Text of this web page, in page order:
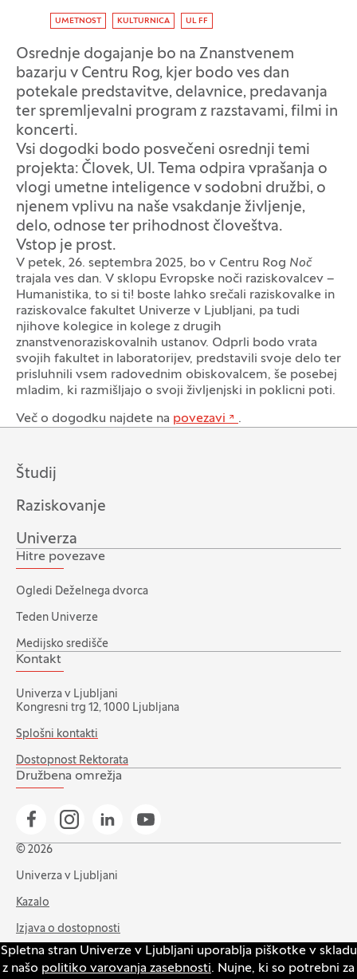
Spletna stran Univerze v Ljubljani uporablja piškotke v skladu
z našo politiko varovanja zasebnosti. Nujne, ki so potrebni za
Oznaka dogodka
UMETNOST KULTURNICA UL FF
Osrednje dogajanje bo na Znanstvenem
bazarju v Centru Rog, kjer bodo ves dan
potekale predstavitve, delavnice, predavanja
ter spremljevalni program z razstavami, filmi in
koncerti.
Vsi dogodki bodo posvečeni osrednji temi
projekta: Človek, UI. Tema odpira vprašanja o
vlogi umetne inteligence v sodobni družbi, o
njenem vplivu na naše vsakdanje življenje,
delo, odnose ter prihodnost človeštva.
Vstop je prost.
V petek, 26. septembra 2025, bo v Centru Rog Noč
trajala ves dan. V sklopu Evropske noči raziskovalcev –
Humanistika, to si ti! boste lahko srečali raziskovalke in
raziskovalce fakultet Univerze v Ljubljani, pa tudi
njihove kolegice in kolege z drugih
znanstvenoraziskovalnih ustanov. Odprli bodo vrata
svojih fakultet in laboratorijev, predstavili svoje delo ter
prisluhnili vsem radovednim obiskovalcem, še posebej
mladim, ki razmišljajo o svoji življenjski in poklicni poti.
Več o dogodku najdete na povezavi .
Študij
Raziskovanje
Univerza
Hitre povezave
Ogledi Deželnega dvorca
Teden Univerze
Medijsko središče
Kontakt
Univerza v Ljubljani
Kongresni trg 12, 1000 Ljubljana
Splošni kontakti
Dostopnost Rektorata
Družbena omrežja
Pojdi na našo Facebook stran
Pojdi na našo Instagram stran
Pojdi na Linkedin stran
Pojdi na YouTube stran
© 2026
Univerza v Ljubljani
Kazalo
Izjava o dostopnosti
Varstvo zasebnosti in piškotkov